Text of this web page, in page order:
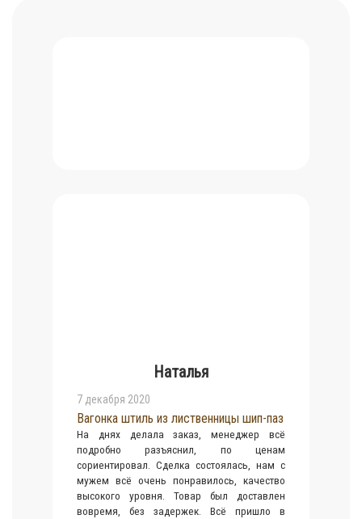
Наталья
7 декабря 2020
Вагонка штиль из лиственницы шип-паз
На днях делала заказ, менеджер всё
подробно разъяснил, по ценам
сориентировал. Сделка состоялась, нам с
мужем всё очень понравилось, качество
высокого уровня. Товар был доставлен
вовремя, без задержек. Всё пришло в